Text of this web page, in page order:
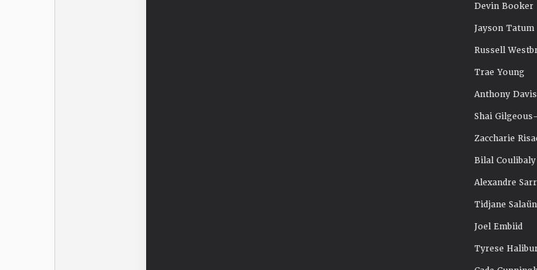
Devin Booker
Jayson Tatum
Russell
Trae Young
Anthony Davis
Shai
Zaccharie
Bilal Coulibaly
Alexandre Sarr
Tidjane Salaün
Joel Embiid
Tyrese